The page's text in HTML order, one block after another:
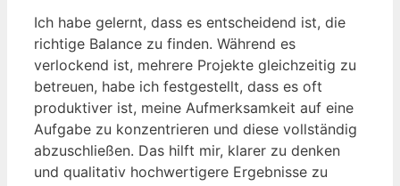
Ich habe gelernt, dass es entscheidend ist, die
richtige Balance zu finden. Während es
verlockend ist, mehrere Projekte gleichzeitig zu
betreuen, habe ich festgestellt, dass es oft
produktiver ist, meine Aufmerksamkeit auf eine
Aufgabe zu konzentrieren und diese vollständig
abzuschließen. Das hilft mir, klarer zu denken
und qualitativ hochwertigere Ergebnisse zu